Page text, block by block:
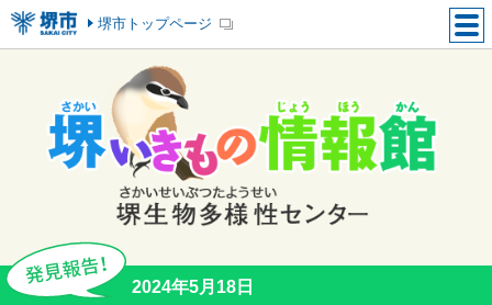
堺市トップページ
2024年5月18日